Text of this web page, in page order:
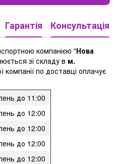
Гарантія Консультація
компанією "Нова
зі складу в м.
компанії по доставці оплачує
до 11:00
до 12:00
до 12:00
до 12:00
до 12:00